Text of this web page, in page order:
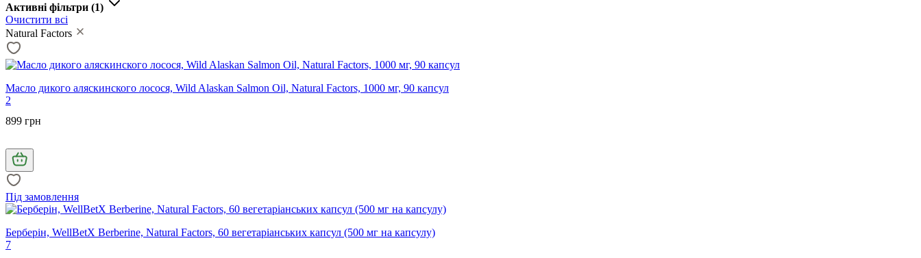
Активні фільтри (1)
Очистити всі
Natural Factors
Масло дикого аляскинского лосося, Wild Alaskan Salmon Oil, Natural Factors, 1000 мг, 90 капсул
2
899 грн
Під замовлення
Берберін, WellBetX Berberine, Natural Factors, 60 вегетаріанських капсул (500 мг на капсулу)
7